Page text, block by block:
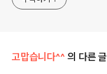
고맙습니다^^ 의 다른 글